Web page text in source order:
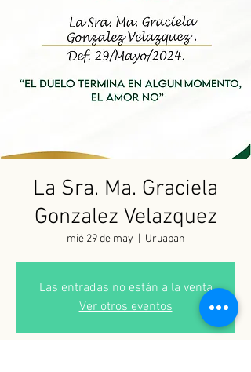
La Sra. Ma. Graciela
Gonzalez Velazquez
mié 29 de may Uruapan
Las entradas no están a la venta
Ver otros eventos